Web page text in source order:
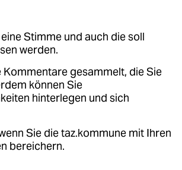
Stimme und auch die soll
werden.
Kommentare gesammelt, die Sie
können Sie
hinterlegen und sich
Sie die taz.kommune mit Ihren
bereichern.